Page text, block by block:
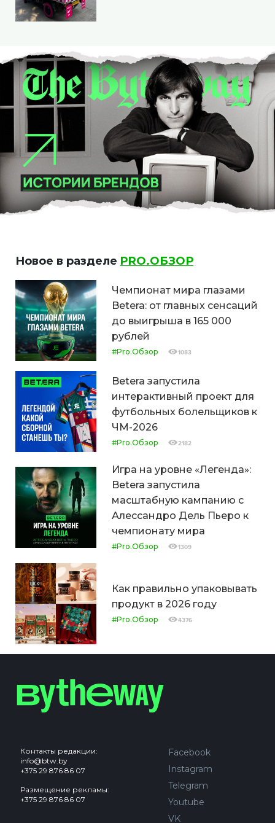
Новое в разделе PRO.ОБЗОР
Чемпионат мира глазами
Betera: от главных сенсаций
до выигрыша в 165 000
рублей
#Pro.Обзор 1083
Betera запустила
интерактивный проект для
футбольных болельщиков к
ЧМ-2026
#Pro.Обзор 2182
Игра на уровне «Легенда»:
Betera запустила
масштабную кампанию с
Алессандро Дель Пьеро к
чемпионату мира
#Pro.Обзор 1309
Как правильно упаковывать
продукт в 2026 году
#Pro.Обзор 4376
Контакты редакции:
info@btw.by
+375 29 876 86 07
Размещение рекламы:
+375 29 876 86 07
Facebook
Instagram
Telegram
Youtube
VK